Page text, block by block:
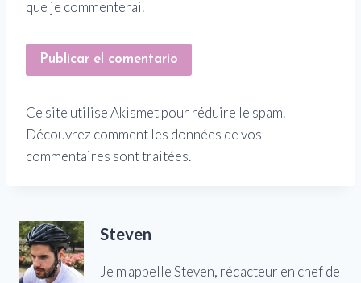
que je commenterai.
Ce site utilise Akismet pour réduire le spam.
Découvrez comment les données de vos
commentaires sont traitées.
Steven
Je m'appelle Steven, rédacteur en chef de